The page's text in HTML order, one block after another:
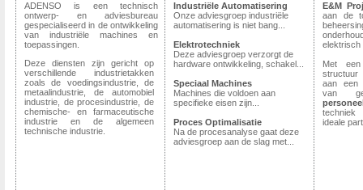
ADENSO is een technisch
ontwerp- en adviesbureau
gespecialiseerd in de ontwikkeling
van industriële machines en
toepassingen.
Deze diensten zijn gericht op
verschillende industrietakken
zoals de voedingsindustrie, de
metaalindustrie, de automobiel
industrie,
de procesindustrie, de
chemische- en farmaceutische
industrie en de algemeen
technische industrie.
Industriële Automatisering
Onze adviesgroep industriële
automatisering is niet bang...
Elektrotechniek
Deze adviesgroep verzorgt de
hardware ontwikkeling, schakel...
Speciaal Machines
Machines die voldoen aan
specifieke eisen zijn...
Proces Optimalisatie
Na de procesanalyse gaat deze
adviesgroep aan de slag met...
E&M
aan de
elektrisch
Met een
structuur
aan
van
ideale